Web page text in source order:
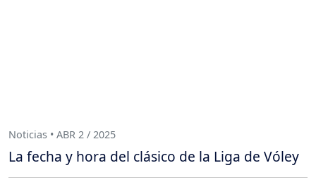
Noticias • ABR 2 / 2025
La fecha y hora del clásico de la Liga de Vóley